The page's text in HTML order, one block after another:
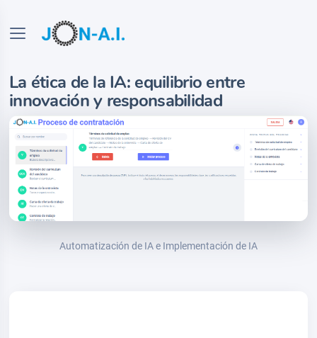
La ética de la IA: equilibrio entre
innovación y responsabilidad
Automatización de IA e Implementación de IA